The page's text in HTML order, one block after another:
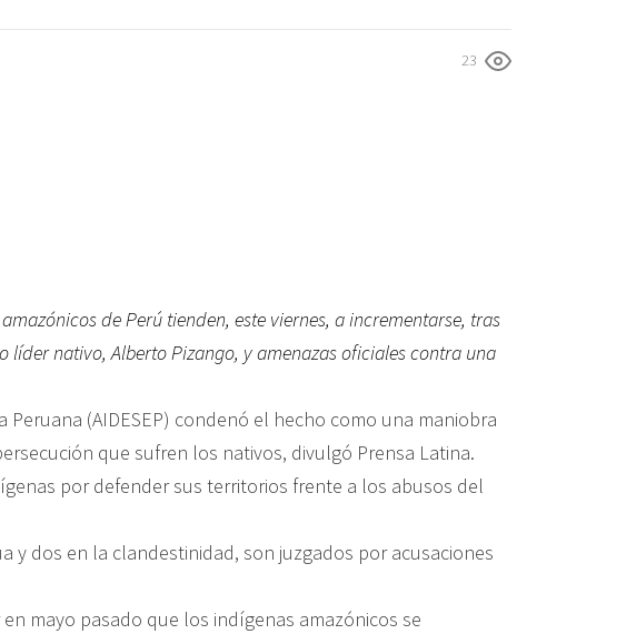
23
de Perú tienden, este viernes, a incrementarse, tras
nativo, Alberto Pizango, y amenazas oficiales contra una
(AIDESEP) condenó el hecho como una maniobra
que sufren los nativos, divulgó Prensa Latina.
por defender sus territorios frente a los abusos del
y dos en la clandestinidad, son juzgados por acusaciones
mayo pasado que los indígenas amazónicos se